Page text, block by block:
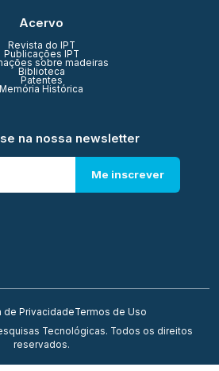
Acervo
Revista do IPT
Publicações IPT
sobre madeiras
Biblioteca
Patentes
Memória Histórica
na nossa newsletter
Me inscrever
de PrivacidadeTermos de Uso
Tecnológicas. Todos os direitos
reservados.